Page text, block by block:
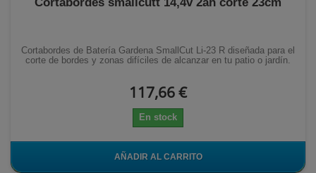
Cortabordes de Batería Gardena SmallCut Li-23 R diseñada para el
corte de bordes y zonas difíciles de alcanzar en tu patio o jardín.
117,66 €
En stock
AÑADIR AL CARRITO